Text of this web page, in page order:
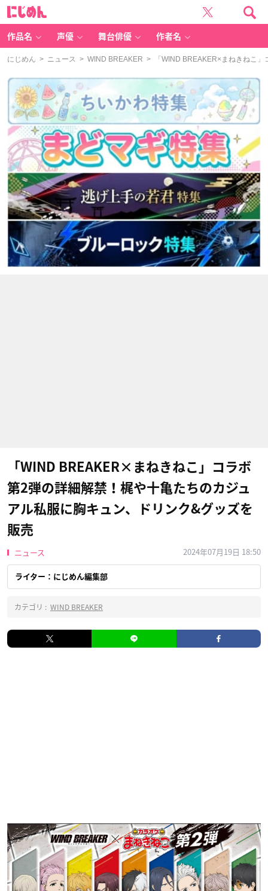
作品名 声優 舞台俳優 作者名
にじめん > ニュース > WIND BREAKER > 「WIND BREAKER×まねきねこ」
「WIND BREAKER×まねきねこ」コラボ
第2弾の詳細解禁！梶や十亀たちのカジュ
アル私服に胸キュン、ドリンク&グッズを
販売
ニュース 2024年07月19日 18:50
ライター：にじめん編集部
カテゴリ : WIND BREAKER